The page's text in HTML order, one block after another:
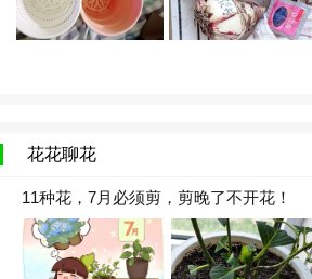
花花聊花
11种花，7月必须剪，剪晚了不开花！